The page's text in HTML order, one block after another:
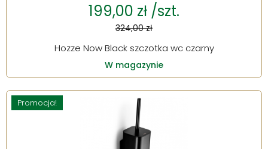
199,00 zł /szt.
324,00 zł
Hozze Now Black szczotka wc czarny
W magazynie
Promocja!